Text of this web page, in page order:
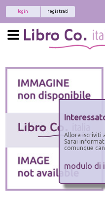
registrati
login
Allora iscriviti
Sarai
comunque
modulo di